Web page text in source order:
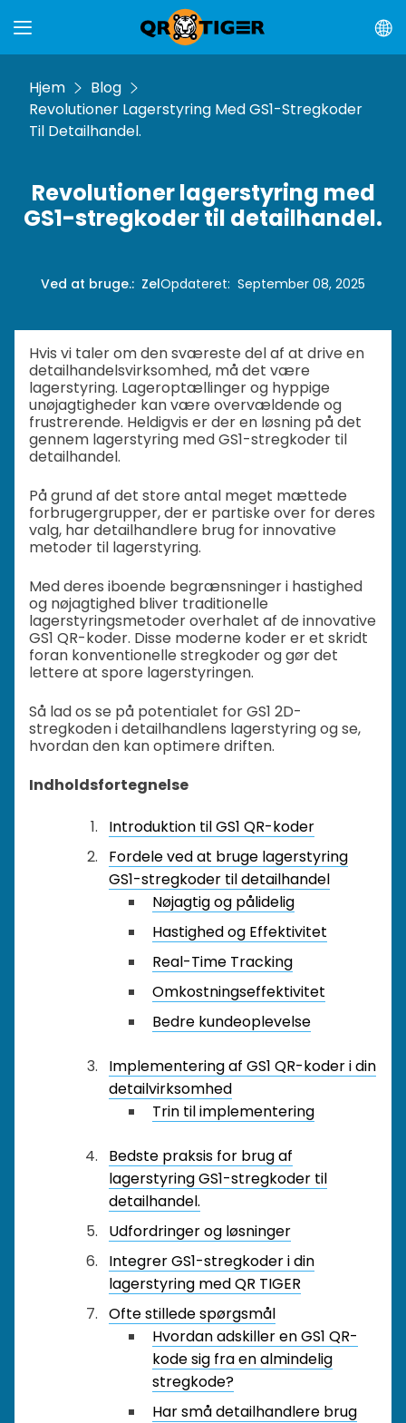
Hjem
Blog
Revolutioner Lagerstyring Med GS1-Stregkoder
Til Detailhandel.
Revolutioner lagerstyring med
GS1-stregkoder til detailhandel.
Ved at bruge.: ZelOpdateret: September 08, 2025
Hvis vi taler om den sværeste del af at drive en
detailhandelsvirksomhed, må det være
lagerstyring. Lageroptællinger og hyppige
unøjagtigheder kan være overvældende og
frustrerende. Heldigvis er der en løsning på det
gennem lagerstyring med GS1-stregkoder til
detailhandel.
På grund af det store antal meget mættede
forbrugergrupper, der er partiske over for deres
valg, har detailhandlere brug for innovative
metoder til lagerstyring.
Med deres iboende begrænsninger i hastighed
og nøjagtighed bliver traditionelle
lagerstyringsmetoder overhalet af de innovative
GS1 QR-koder. Disse moderne koder er et skridt
foran konventionelle stregkoder og gør det
lettere at spore lagerstyringen.
Så lad os se på potentialet for GS1 2D-
stregkoden i detailhandlens lagerstyring og se,
hvordan den kan optimere driften.
Indholdsfortegnelse
Introduktion til GS1 QR-koder
Fordele ved at bruge lagerstyring
GS1-stregkoder til detailhandel
Nøjagtig og pålidelig
Hastighed og Effektivitet
Real-Time Tracking
Omkostningseffektivitet
Bedre kundeoplevelse
Implementering af GS1 QR-koder i din
detailvirksomhed
Trin til implementering
Bedste praksis for brug af
lagerstyring GS1-stregkoder til
detailhandel.
Udfordringer og løsninger
Integrer GS1-stregkoder i din
lagerstyring med QR TIGER
Ofte stillede spørgsmål
Hvordan adskiller en GS1 QR-
kode sig fra en almindelig
stregkode?
Har små detailhandlere brug